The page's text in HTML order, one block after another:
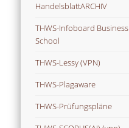
HandelsblattARCHIV
THWS-Infoboard Business
School
THWS-Lessy (VPN)
THWS-Plagaware
THWS-Prüfungspläne